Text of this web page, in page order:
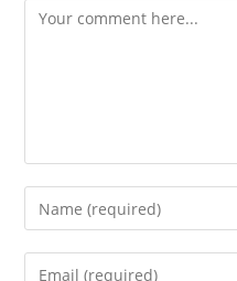
Comment
Enter
your
name
Enter